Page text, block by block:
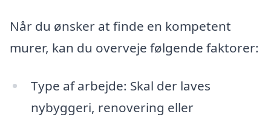
Når du ønsker at finde en kompetent
murer, kan du overveje følgende faktorer:
Type af arbejde: Skal der laves
nybyggeri, renovering eller